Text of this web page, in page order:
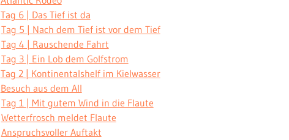
Tag 6 | Das Tief ist da
Tag 5 | Nach dem Tief ist vor dem Tief
Tag 4 | Rauschende Fahrt
Tag 3 | Ein Lob dem Golfstrom
Tag 2 | Kontinentalshelf im Kielwasser
Besuch aus dem All
Tag 1 | Mit gutem Wind in die Flaute
Wetterfrosch meldet Flaute
Anspruchsvoller Auftakt